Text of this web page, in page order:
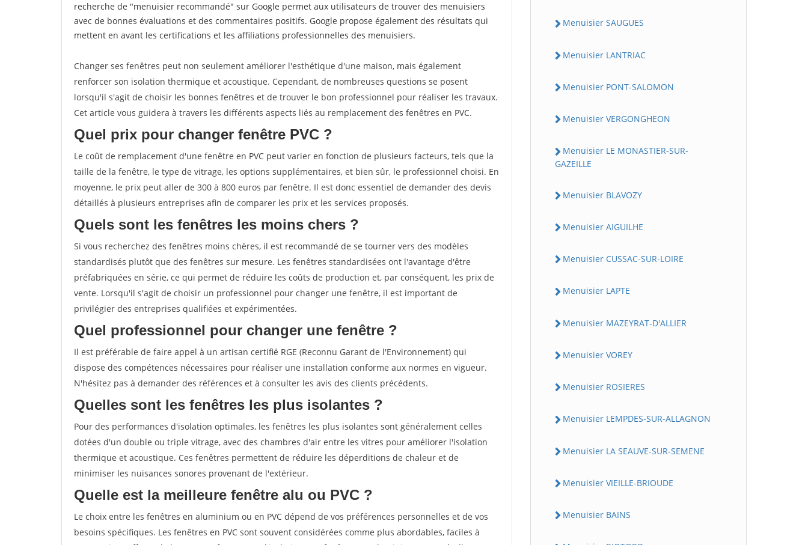
recherche de "menuisier recommandé" sur Google permet aux utilisateurs de trouver des menuisiers
avec de bonnes évaluations et des commentaires positifs. Google propose également des résultats qui
mettent en avant les certifications et les affiliations professionnelles des menuisiers.
Changer ses fenêtres peut non seulement améliorer l'esthétique d'une maison, mais également
renforcer son isolation thermique et acoustique. Cependant, de nombreuses questions se posent
lorsqu'il s'agit de choisir les bonnes fenêtres et de trouver le bon professionnel pour réaliser les travaux.
Cet article vous guidera à travers les différents aspects liés au remplacement des fenêtres en PVC.
Quel prix pour changer fenêtre PVC ?
Le coût de remplacement d'une fenêtre en PVC peut varier en fonction de plusieurs facteurs, tels que la
taille de la fenêtre, le type de vitrage, les options supplémentaires, et bien sûr, le professionnel choisi. En
moyenne, le prix peut aller de 300 à 800 euros par fenêtre. Il est donc essentiel de demander des devis
détaillés à plusieurs entreprises afin de comparer les prix et les services proposés.
Quels sont les fenêtres les moins chers ?
Si vous recherchez des fenêtres moins chères, il est recommandé de se tourner vers des modèles
standardisés plutôt que des fenêtres sur mesure. Les fenêtres standardisées ont l'avantage d'être
préfabriquées en série, ce qui permet de réduire les coûts de production et, par conséquent, les prix de
vente. Lorsqu'il s'agit de choisir un professionnel pour changer une fenêtre, il est important de
privilégier des entreprises qualifiées et expérimentées.
Quel professionnel pour changer une fenêtre ?
Il est préférable de faire appel à un artisan certifié RGE (Reconnu Garant de l'Environnement) qui
dispose des compétences nécessaires pour réaliser une installation conforme aux normes en vigueur.
N'hésitez pas à demander des références et à consulter les avis des clients précédents.
Quelles sont les fenêtres les plus isolantes ?
Pour des performances d'isolation optimales, les fenêtres les plus isolantes sont généralement celles
dotées d'un double ou triple vitrage, avec des chambres d'air entre les vitres pour améliorer l'isolation
thermique et acoustique. Ces fenêtres permettent de réduire les déperditions de chaleur et de
minimiser les nuisances sonores provenant de l'extérieur.
Quelle est la meilleure fenêtre alu ou PVC ?
Le choix entre les fenêtres en aluminium ou en PVC dépend de vos préférences personnelles et de vos
besoins spécifiques. Les fenêtres en PVC sont souvent considérées comme plus abordables, faciles à
Menuisier SAUGUES
Menuisier LANTRIAC
Menuisier PONT-SALOMON
Menuisier VERGONGHEON
Menuisier LE MONASTIER-SUR-
GAZEILLE
Menuisier BLAVOZY
Menuisier AIGUILHE
Menuisier CUSSAC-SUR-LOIRE
Menuisier LAPTE
Menuisier MAZEYRAT-D'ALLIER
Menuisier VOREY
Menuisier ROSIERES
Menuisier LEMPDES-SUR-ALLAGNON
Menuisier LA SEAUVE-SUR-SEMENE
Menuisier VIEILLE-BRIOUDE
Menuisier BAINS